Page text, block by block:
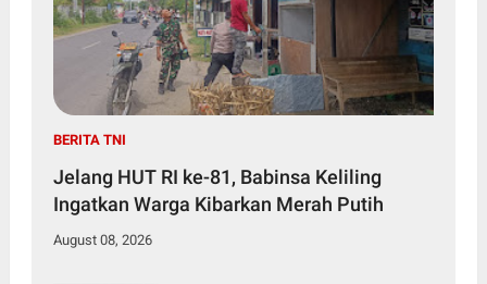
BERITA TNI
Jelang HUT RI ke-81, Babinsa Keliling
Ingatkan Warga Kibarkan Merah Putih
August 08, 2026